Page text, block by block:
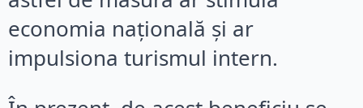
economia națională și ar
impulsiona turismul intern.